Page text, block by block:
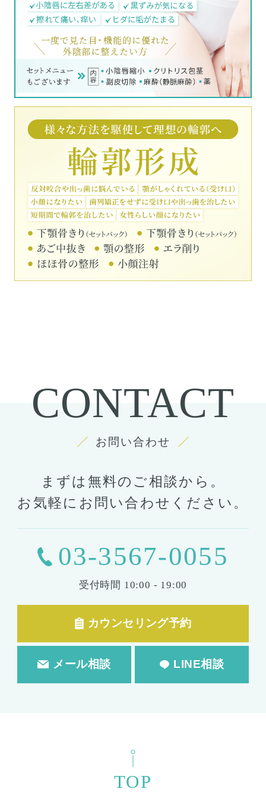
CONTACT
お気軽にお問い合わせください。
03-3567-0055
カウンセリング予約